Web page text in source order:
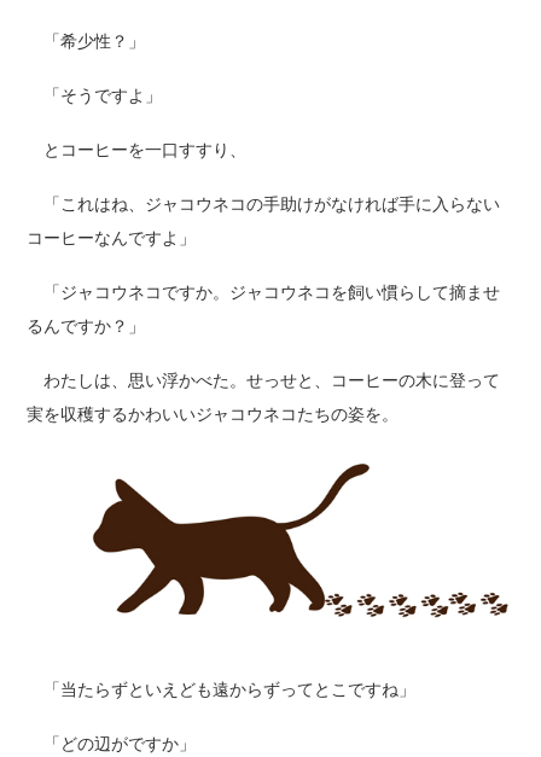
「希少性？」
「そうですよ」
とコーヒーを一口すすり、
「これはね、ジャコウネコの手助けがなければ手に入らない
コーヒーなんですよ」
「ジャコウネコですか。ジャコウネコを飼い慣らして摘ませ
るんですか？」
わたしは、思い浮かべた。せっせと、コーヒーの木に登って
実を収穫するかわいいジャコウネコたちの姿を。
「当たらずといえども遠からずってとこですね」
「どの辺がですか」